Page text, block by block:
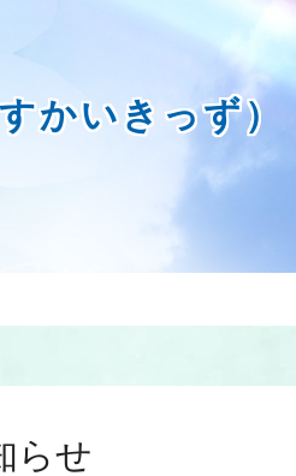
かいきっず）
らせ